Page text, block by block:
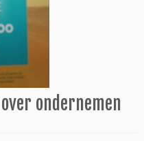
ondernemen